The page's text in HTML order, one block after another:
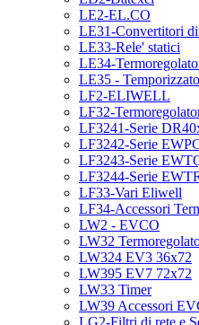
LE2-EL.CO
LE31-Convertitori di
LE33-Rele' statici
LE34-
LE35 -
LF2-ELIWELL
LF32-
LF3241-Serie
LF3242-Serie
LF3243-Serie
LF3244-Serie
LF33-Vari Eliwell
LF34-Accessori
LW2 - EVCO
LW32
LW324 EV3 36x72
LW395 EV7 72x72
LW33 Timer
LW39 Accessori
LG2-Filtri di rete e